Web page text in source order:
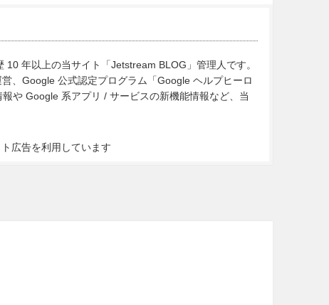
年以上の当サイト「Jetstream BLOG」管理人です。
、Google 公式認定プログラム「Google ヘルプヒーロ
や Google 系アプリ / サービスの新機能情報など、当
広告を利用しています